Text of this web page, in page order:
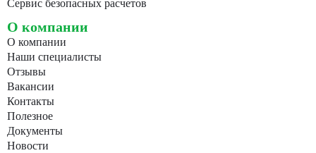
Сервис безопасных расчетов
О компании
О компании
Наши специалисты
Отзывы
Вакансии
Контакты
Полезное
Документы
Новости